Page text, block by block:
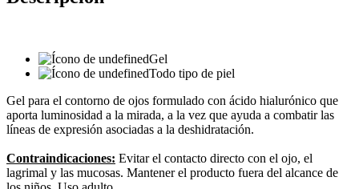
Gel
Todo tipo de piel
Gel para el contorno de ojos formulado con ácido hialurónico que
aporta luminosidad a la mirada, a la vez que ayuda a combatir las
líneas de expresión asociadas a la deshidratación.
Contraindicaciones: Evitar el contacto directo con el ojo, el
lagrimal y las mucosas. Mantener el producto fuera del alcance de